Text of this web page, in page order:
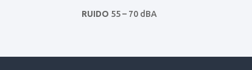
RUIDO 55 – 70 dBA